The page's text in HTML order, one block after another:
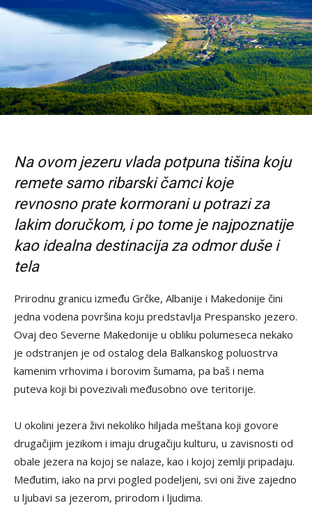
Na ovom jezeru vlada potpuna tišina koju
remete samo ribarski čamci koje
revnosno prate kormorani u potrazi za
lakim doručkom, i po tome je najpoznatije
kao idealna destinacija za odmor duše i
tela
Prirodnu granicu između Grčke, Albanije i Makedonije čini
jedna vodena površina koju predstavlja Prespansko jezero.
Ovaj deo Severne Makedonije u obliku polumeseca nekako
je odstranjen je od ostalog dela Balkanskog poluostrva
kamenim vrhovima i borovim šumama, pa baš i nema
puteva koji bi povezivali međusobno ove teritorije.
U okolini jezera živi nekoliko hiljada meštana koji govore
drugačijim jezikom i imaju drugačiju kulturu, u zavisnosti od
obale jezera na kojoj se nalaze, kao i kojoj zemlji pripadaju.
Međutim, iako na prvi pogled podeljeni, svi oni žive zajedno
u ljubavi sa jezerom, prirodom i ljudima.